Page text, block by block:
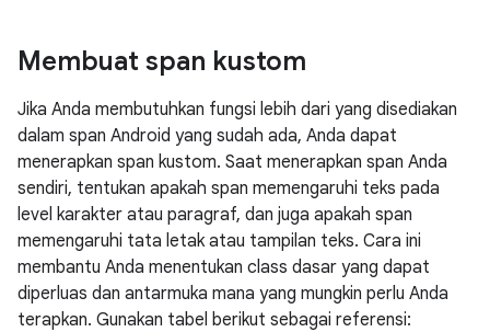
Membuat span kustom
Jika Anda membutuhkan fungsi lebih dari yang disediakan
dalam span Android yang sudah ada, Anda dapat
menerapkan span kustom. Saat menerapkan span Anda
sendiri, tentukan apakah span memengaruhi teks pada
level karakter atau paragraf, dan juga apakah span
memengaruhi tata letak atau tampilan teks. Cara ini
membantu Anda menentukan class dasar yang dapat
diperluas dan antarmuka mana yang mungkin perlu Anda
terapkan. Gunakan tabel berikut sebagai referensi: